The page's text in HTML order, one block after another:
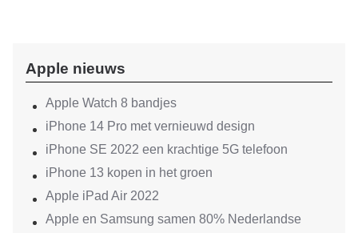
Apple nieuws
Apple Watch 8 bandjes
iPhone 14 Pro met vernieuwd design
iPhone SE 2022 een krachtige 5G telefoon
iPhone 13 kopen in het groen
Apple iPad Air 2022
Apple en Samsung samen 80% Nederlandse